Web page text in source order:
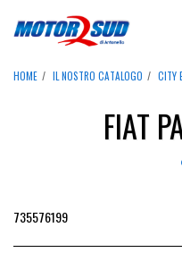
HOME IL NOSTRO CATALOGO CITY
FIAT
735576199